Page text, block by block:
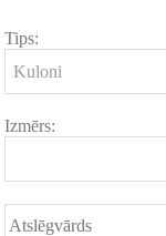
Tips:
Izmērs: